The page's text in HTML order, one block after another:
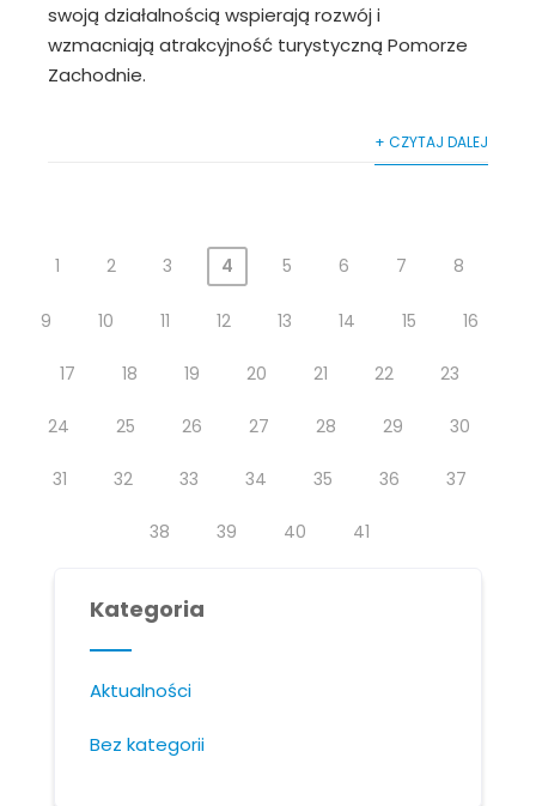
swoją działalnością wspierają rozwój i
wzmacniają atrakcyjność turystyczną Pomorze
Zachodnie.
+ CZYTAJ DALEJ
1 2 3 4 5 6 7 8
9 10 11 12 13 14 15 16
17 18 19 20 21 22 23
24 25 26 27 28 29 30
31 32 33 34 35 36 37
38 39 40 41
Kategoria
Aktualności
Bez kategorii